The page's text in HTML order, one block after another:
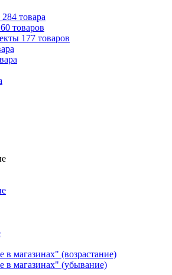
284 товара
товаров
177 товаров
магазинах" (возрастание)
в магазинах" (убывание)